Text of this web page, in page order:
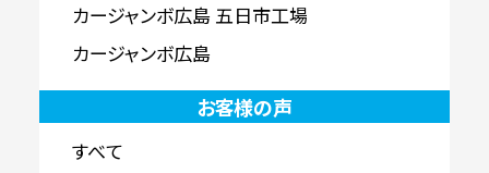
カージャンボ広島 五日市工場
カージャンボ広島
お客様の声
すべて